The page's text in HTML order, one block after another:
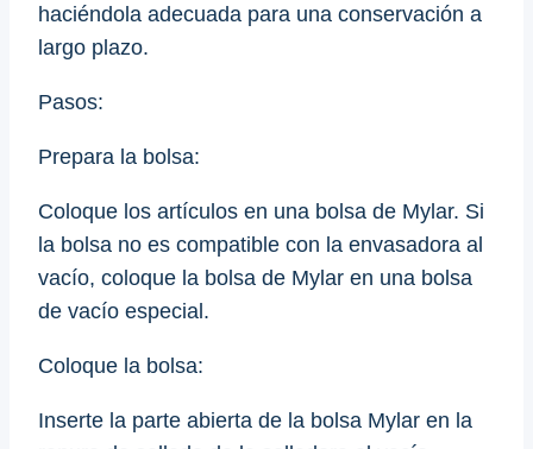
haciéndola adecuada para una conservación a
largo plazo.
Pasos:
Prepara la bolsa:
Coloque los artículos en una bolsa de Mylar. Si
la bolsa no es compatible con la envasadora al
vacío, coloque la bolsa de Mylar en una bolsa
de vacío especial.
Coloque la bolsa:
Inserte la parte abierta de la bolsa Mylar en la